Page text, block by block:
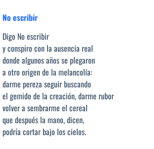
No escribir
Digo No escribir
y conspiro con la ausencia real
donde algunos años se plegaron
a otro origen de la melancolía:
darme pereza seguir buscando
el gemido de la creación, darme rubor
volver a sembrarme el cereal
que después la mano, dicen,
podría cortar bajo los cielos.